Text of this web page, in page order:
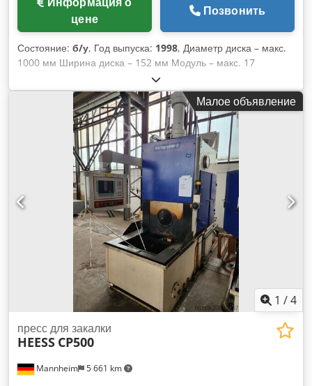
цене
Позвонить
Состояние: б/у, Год выпуска: 1998, Диаметр диска – макс.
1000 мм Ширина диска – 152 мм Модуль – макс. 17
Диаметр диска – макс. 1000 мм Система управления
Fanuc, серия 150 M Общая потребляемая мощность – 75
кВт Масса станка – ок. 29,5 т Макс. диаметр обработки:
1000 мм Габариты: 5,5 x 5,3 x 3,2 м Вес: 29,5 т Система
управления: CNC (серия FANUC 150M) Макс. диаметр
диска – 1000 мм Макс. диаметр обработки при
одноходовом цикле – 1000 мм Макс. модуль при
фрезеровании торцевых поверхностей – 17 Система
управления FANUC, серия 150 M Количество зубьев – 5–
300 ШИРИНА ЛИЦЕВОЙ ПОВЕРХНОСТИ – 152 мм Ось X –
-305 / +305 мм Ось Y – -305 / +305 мм Ось Z – -25 / +711 мм
Chsdpfx Aasyan N Eenoa Ось B – -5 / 90 градусов
Малое объявление
1 /4
Mannheim 5 661 km
пресс для закалки
HEESS CP500